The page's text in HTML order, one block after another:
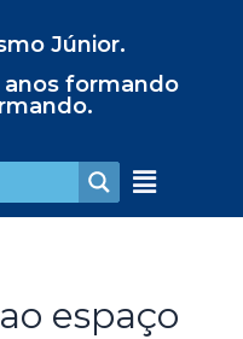
Júnior.
anos formando
espaço